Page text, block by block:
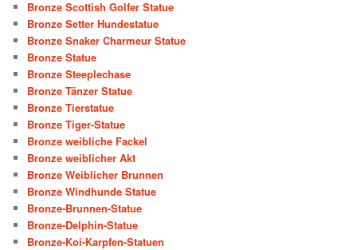
Bronze Scottish Golfer Statue
Bronze Setter Hundestatue
Bronze Snaker Charmeur Statue
Bronze Statue
Bronze Steeplechase
Bronze Tänzer Statue
Bronze Tierstatue
Bronze Tiger-Statue
Bronze weibliche Fackel
Bronze weiblicher Akt
Bronze Weiblicher Brunnen
Bronze Windhunde Statue
Bronze-Brunnen-Statue
Bronze-Delphin-Statue
Bronze-Koi-Karpfen-Statuen